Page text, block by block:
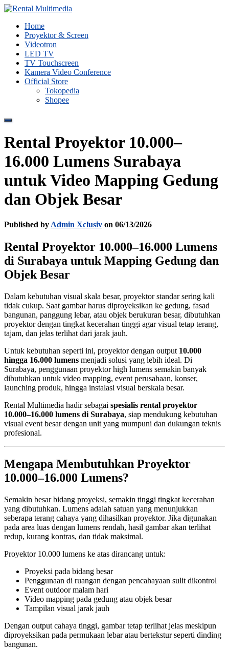
Home
Proyektor & Screen
Videotron
LED TV
TV Touchscreen
Kamera Video Conference
Official Store
Tokopedia
Shopee
Toggle
Rental Proyektor 10.000–
16.000 Lumens Surabaya
untuk Video Mapping Gedung
dan Objek Besar
Published by Admin Xclusiv on 06/13/2026
Rental Proyektor 10.000–16.000 Lumens
di Surabaya untuk Mapping Gedung dan
Objek Besar
Dalam kebutuhan visual skala besar, proyektor standar sering kali
tidak cukup. Saat gambar harus diproyeksikan ke gedung, fasad
bangunan, panggung lebar, atau objek berukuran besar, dibutuhkan
proyektor dengan tingkat kecerahan tinggi agar visual tetap terang,
tajam, dan jelas terlihat dari jarak jauh.
Untuk kebutuhan seperti ini, proyektor dengan output 10.000
hingga 16.000 lumens menjadi solusi yang lebih ideal. Di
Surabaya, penggunaan proyektor high lumens semakin banyak
dibutuhkan untuk video mapping, event perusahaan, konser,
launching produk, hingga instalasi visual berskala besar.
Rental Multimedia hadir sebagai spesialis rental proyektor
10.000–16.000 lumens di Surabaya, siap mendukung kebutuhan
visual event besar dengan unit yang mumpuni dan dukungan teknis
profesional.
Mengapa Membutuhkan Proyektor
10.000–16.000 Lumens?
Semakin besar bidang proyeksi, semakin tinggi tingkat kecerahan
yang dibutuhkan. Lumens adalah satuan yang menunjukkan
seberapa terang cahaya yang dihasilkan proyektor. Jika digunakan
pada area luas dengan lumens rendah, hasil gambar akan terlihat
redup, kurang kontras, dan tidak maksimal.
Proyektor 10.000 lumens ke atas dirancang untuk:
Proyeksi pada bidang besar
Penggunaan di ruangan dengan pencahayaan sulit dikontrol
Event outdoor malam hari
Video mapping pada gedung atau objek besar
Tampilan visual jarak jauh
Dengan output cahaya tinggi, gambar tetap terlihat jelas meskipun
diproyeksikan pada permukaan lebar atau bertekstur seperti dinding
bangunan.